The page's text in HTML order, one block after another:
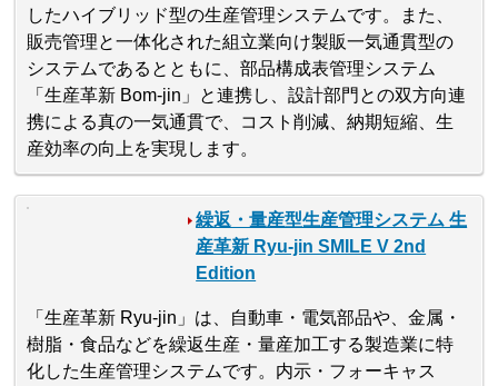
したハイブリッド型の生産管理システムです。また、
販売管理と一体化された組立業向け製販一気通貫型の
システムであるとともに、部品構成表管理システム
「生産革新 Bom-jin」と連携し、設計部門との双方向連
携による真の一気通貫で、コスト削減、納期短縮、生
産効率の向上を実現します。
繰返・量産型生産管理システム 生
産革新 Ryu-jin SMILE V 2nd
Edition
「生産革新 Ryu-jin」は、自動車・電気部品や、金属・
樹脂・食品などを繰返生産・量産加工する製造業に特
化した生産管理システムです。内示・フォーキャス